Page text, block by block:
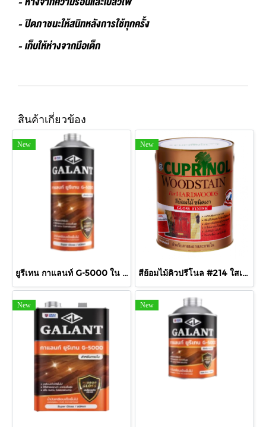
- ปิดภาชนะให้สนิทหลังการใช้ทุกครั้ง
- เก็บให้ห่างจากมือเด็ก
สินค้าเกี่ยวข้อง
New
ยูรีเทน กาแลนท์ G-5000 ใน 875cc.
New
สีย้อมไม้คิวปรีโนล #214 ใสเงา 1/4 กล.
New New